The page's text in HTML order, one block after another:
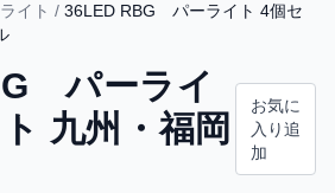
イト / 36LED RBG パーライト 4個セ
パーライ
九州・福岡
お気に
入り追
加